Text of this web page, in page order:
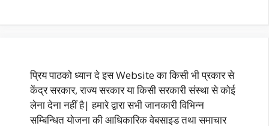
प्रिय पाठको ध्यान दे इस Website का किसी भी प्रकार से
केंद्र सरकार, राज्य सरकार या किसी सरकारी संस्था से कोई
लेना देना नहीं है| हमारे द्वारा सभी जानकारी विभिन्न
सम्बिन्धित योजना की आधिकारिक वेबसाइड तथा समाचार